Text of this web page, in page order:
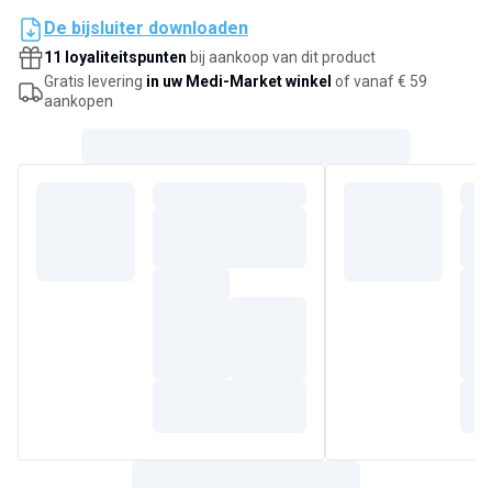
dieet. Vezel helpt bij het in evenwicht brengen van de
darmtransit. Zonder lactose en zonder gluten.
De bijsluiter downloaden
11 loyaliteitspunten bij aankoop van dit product
Gratis levering in uw Medi-Market winkel of vanaf € 59
aankopen